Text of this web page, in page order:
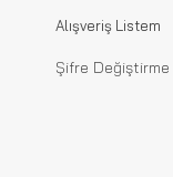
Alışveriş Listem
Şifre Değiştirme